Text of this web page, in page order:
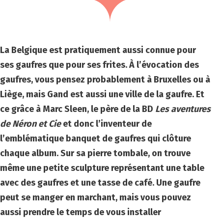
La Belgique est pratiquement aussi connue pour
ses gaufres que pour ses frites. À l’évocation des
gaufres, vous pensez probablement à Bruxelles ou à
Liège, mais Gand est aussi une ville de la gaufre. Et
ce grâce à Marc Sleen, le père de la BD Les aventures
de Néron et Cieet donc l’inventeur de
l’emblématique banquet de gaufres qui clôture
chaque album. Sur sa pierre tombale, on trouve
même une petite sculpture représentant une table
avec des gaufres et une tasse de café. Une gaufre
peut se manger en marchant, mais vous pouvez
aussi prendre le temps de vous installer